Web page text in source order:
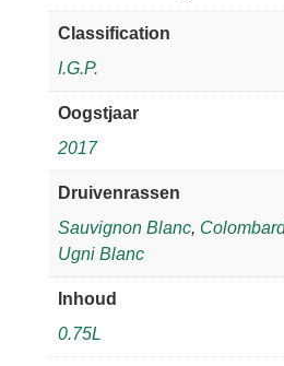
Classification
I.G.P.
Oogstjaar
2017
Druivenrassen
Sauvignon Blanc,
Ugni Blanc
Inhoud
0.75L